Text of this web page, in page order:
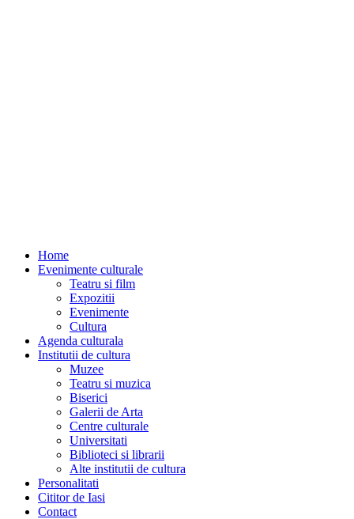
Home
Evenimente culturale
Teatru si film
Expozitii
Evenimente
Cultura
Agenda culturala
Institutii de cultura
Muzee
Teatru si muzica
Biserici
Galerii de Arta
Centre culturale
Universitati
Biblioteci si librarii
Alte institutii de cultura
Personalitati
Cititor de Iasi
Contact